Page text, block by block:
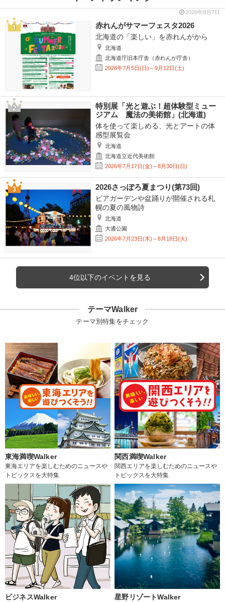
2026年8月7日
赤れんがサマーフェスタ2026
北海道の「楽しい」を赤れんがから
北海道
北海道庁旧本庁舎（赤れんが庁舎）
2026年7月5日(日)～9月12日(土)
特別展「光と遊ぶ！超体験型ミュー
ジアム 魔法の美術館」(北海道)
体を使って楽しめる、光とアートの体
感型展覧会
北海道
北海道立近代美術館
2026年7月17日(金)～8月30日(日)
2026さっぽろ夏まつり(第73回)
ビアガーデンや盆踊りが開催される札
幌の夏の風物詩
北海道
大通公園
2026年7月23日(木)～8月18日(火)
4位以下のイベントを見る
テーマWalker
テーマ別特集をチェック
東海満喫Walker
東海エリアを楽しむためのニュースや
トピックスを大特集
関西満喫Walker
関西エリアを楽しむためのニュースや
トピックスを大特集
ビジネスWalker 星野リゾートWalker